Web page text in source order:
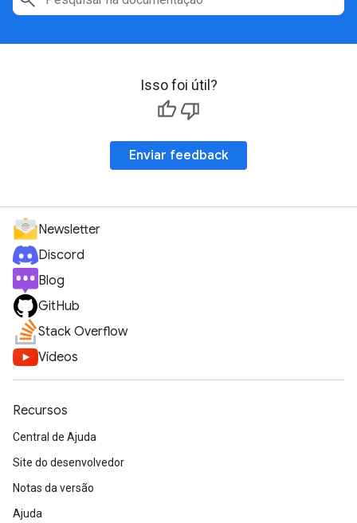
Isso foi útil?
Enviar feedback
Newsletter
Discord
Blog
GitHub
Stack Overflow
Vídeos
Recursos
Central de Ajuda
Site do desenvolvedor
Notas da versão
Ajuda